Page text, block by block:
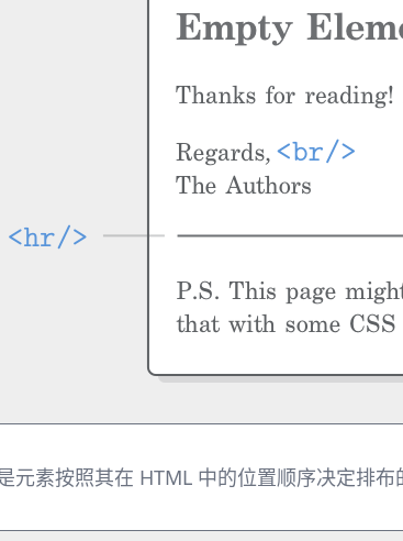
元素按照其在 HTML 中的位置顺序决定排